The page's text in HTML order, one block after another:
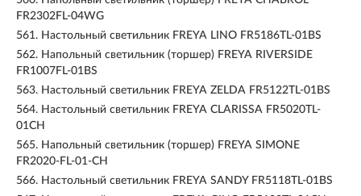
FR2302FL-04WG
561. Настольный светильник FREYA LINO FR5186TL-01BS
562. Напольный светильник (торшер) FREYA RIVERSIDE
FR1007FL-01BS
563. Настольный светильник FREYA ZELDA FR5122TL-01BS
564. Настольный светильник FREYA CLARISSA FR5020TL-
01CH
565. Напольный светильник (торшер) FREYA SIMONE
FR2020-FL-01-CH
566. Настольный светильник FREYA SANDY FR5118TL-01BS